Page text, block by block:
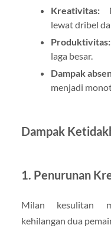
Kreativitas:
lewat dribel
Produktivitas:
laga besar.
Dampak
menjadi
Dampak
1. Penurunan
Milan kesulitan
kehilangan dua